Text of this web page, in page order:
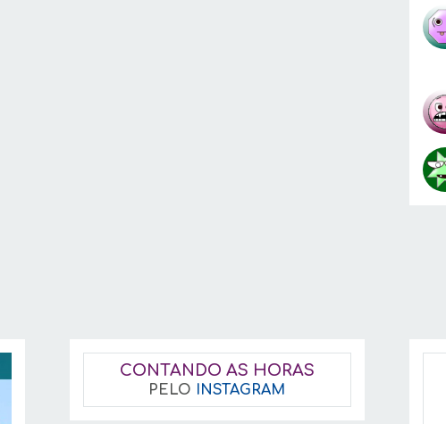
CONTANDO AS HORAS
PELO INSTAGRAM